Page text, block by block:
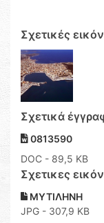
Σχετικές
Σχετικά
0813590
DOC - 89,5 KB
Σχετικες
ΜΥΤΙΛΗΝΗ
JPG - 307,9 KB